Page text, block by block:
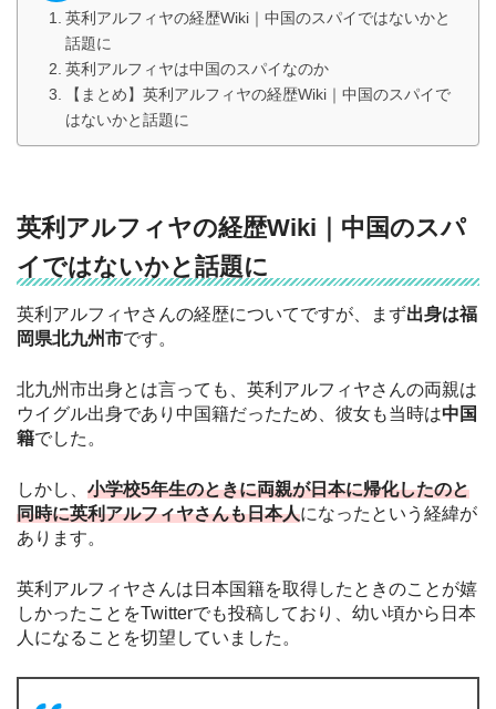
英利アルフィヤの経歴Wiki｜中国のスパイではないかと
話題に
英利アルフィヤは中国のスパイなのか
【まとめ】英利アルフィヤの経歴Wiki｜中国のスパイで
はないかと話題に
英利アルフィヤの経歴Wiki｜中国のスパ
イではないかと話題に
英利アルフィヤさんの経歴についてですが、まず出身は福
岡県北九州市です。
北九州市出身とは言っても、英利アルフィヤさんの両親は
ウイグル出身であり中国籍だったため、彼女も当時は中国
籍でした。
しかし、 小学校5年生のときに両親が日本に帰化したのと
同時に英利アルフィヤさんも日本人になったという経緯が
あります。
英利アルフィヤさんは日本国籍を取得したときのことが嬉
しかったことをTwitterでも投稿しており、幼い頃から日本
人になることを切望していました。